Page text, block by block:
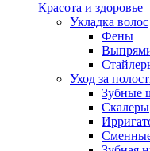
Красота и здоровье
Укладка волос
Фены
Уход за
Зубные
Скалеры